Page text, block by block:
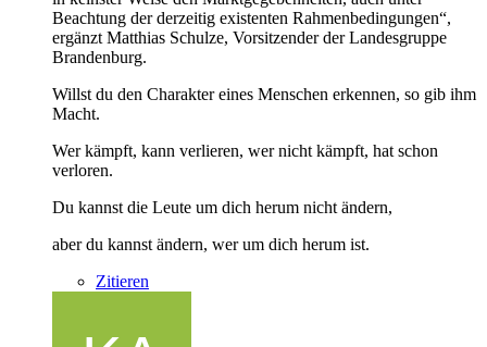
Beachtung der derzeitig existenten Rahmenbedingungen“,
ergänzt Matthias Schulze, Vorsitzender der Landesgruppe
Brandenburg.
Willst du den Charakter eines Menschen erkennen, so gib ihm
Macht.
Wer kämpft, kann verlieren, wer nicht kämpft, hat schon
verloren.
Du kannst die Leute um dich herum nicht ändern,
aber du kannst ändern, wer um dich herum ist.
Zitieren